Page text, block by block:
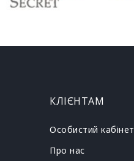
КЛІЄНТАМ
Особистий кабінет
Про нас